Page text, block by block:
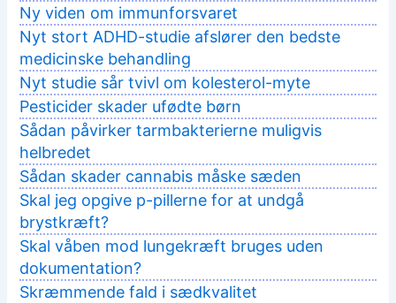
Ny viden om immunforsvaret
Nyt stort ADHD-studie afslører den bedste
medicinske behandling
Nyt studie sår tvivl om kolesterol-myte
Pesticider skader ufødte børn
Sådan påvirker tarmbakterierne muligvis
helbredet
Sådan skader cannabis måske sæden
Skal jeg opgive p-pillerne for at undgå
brystkræft?
Skal våben mod lungekræft bruges uden
dokumentation?
Skræmmende fald i sædkvalitet